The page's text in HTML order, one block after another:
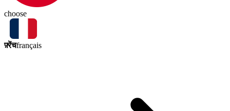
choose
फ़्रेंचfrançais